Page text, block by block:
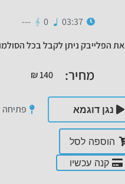
03:37
0
---
את הפלייבק ניתן לקבל בכל
מחיר: ₪140
נגן דוגמא פתיחה
הוספה לסל
קנה עכשיו